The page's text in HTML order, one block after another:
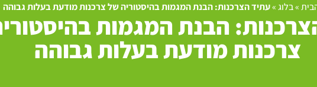
»בלוג»עתיד הצרכנות: הבנת המגמות בהיסטוריה של צרכנות מודעת בעלות גבוהה
הבנת המגמות
צרכנות מודעת בעלות גבוהה